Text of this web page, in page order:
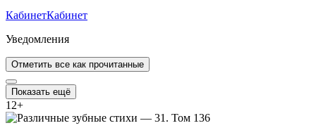
КабинетКабинет
Уведомления
Отметить все как прочитанные
Показать ещё
12+